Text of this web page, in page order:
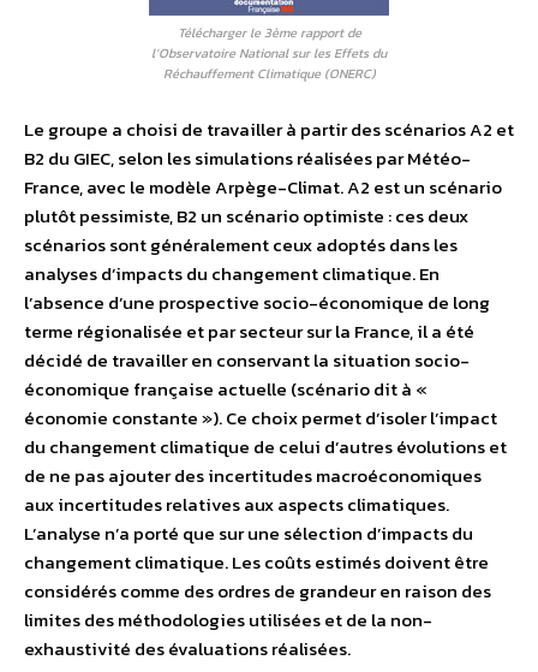
Télécharger le 3ème rapport de
l’Observatoire National sur les Effets du
Réchauffement Climatique (ONERC)
Le groupe a choisi de travailler à partir des scénarios A2 et
B2 du GIEC, selon les simulations réalisées par Météo-
France, avec le modèle Arpège-Climat. A2 est un scénario
plutôt pessimiste, B2 un scénario optimiste : ces deux
scénarios sont généralement ceux adoptés dans les
analyses d’impacts du changement climatique. En
l’absence d’une prospective socio-économique de long
terme régionalisée et par secteur sur la France, il a été
décidé de travailler en conservant la situation socio-
économique française actuelle (scénario dit à «
économie constante »). Ce choix permet d’isoler l’impact
du changement climatique de celui d’autres évolutions et
de ne pas ajouter des incertitudes macroéconomiques
aux incertitudes relatives aux aspects climatiques.
L’analyse n’a porté que sur une sélection d’impacts du
changement climatique. Les coûts estimés doivent être
considérés comme des ordres de grandeur en raison des
limites des méthodologies utilisées et de la non-
exhaustivité des évaluations réalisées.